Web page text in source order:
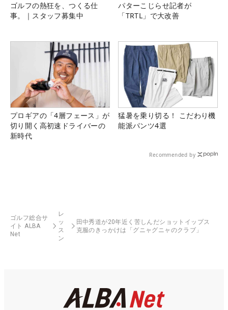
ゴルフの熱狂を、つくる仕
事。｜スタッフ募集中
パターこじらせ記者が
「TRTL」で大改善
プロギアの「4層フェース」が
切り開く高初速ドライバーの
新時代
猛暑を乗り切る！ こだわり機
能派パンツ4選
Recommended by
ゴルフ総合サ
イト ALBA
Net
レ
ッ
ス
ン
田中秀道が20年近く苦しんだショットイップス
克服のきっかけは「グニャグニャのクラブ」